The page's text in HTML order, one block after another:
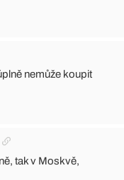
nemůže koupit
tak v Moskvě,